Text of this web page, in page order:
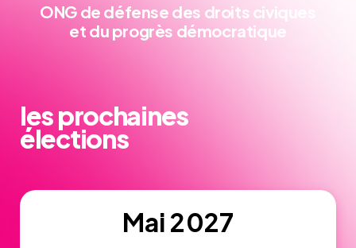
ONG de défense des droits civiques
et du progrès démocratique
les prochaines
élections
Mai 2027